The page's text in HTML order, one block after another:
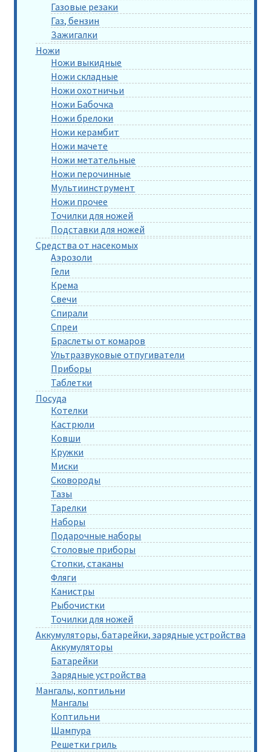
Газовые резаки
Газ, бензин
Зажигалки
Ножи
Ножи выкидные
Ножи складные
Ножи охотничьи
Ножи Бабочка
Ножи брелоки
Ножи керамбит
Ножи мачете
Ножи метательные
Ножи перочинные
Мультиинструмент
Ножи прочее
Точилки для ножей
Подставки для ножей
Средства от насекомых
Аэрозоли
Гели
Крема
Свечи
Спирали
Спреи
Браслеты от комаров
Ультразвуковые отпугиватели
Приборы
Таблетки
Посуда
Котелки
Кастрюли
Ковши
Кружки
Миски
Сковороды
Тазы
Тарелки
Наборы
Подарочные наборы
Столовые приборы
Стопки, стаканы
Фляги
Канистры
Рыбочистки
Точилки для ножей
Аккумуляторы, батарейки, зарядные устройства
Аккумуляторы
Батарейки
Зарядные устройства
Мангалы, коптильни
Мангалы
Коптильни
Шампура
Решетки гриль